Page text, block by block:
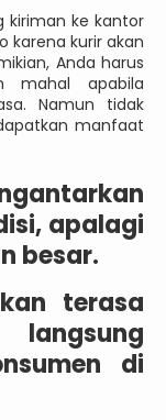
kiriman ke kantor
karena kurir akan
Anda harus
mahal apabila
Namun tidak
manfaat
apalagi
besar.
terasa
di